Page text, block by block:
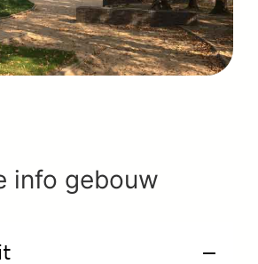
info gebouw